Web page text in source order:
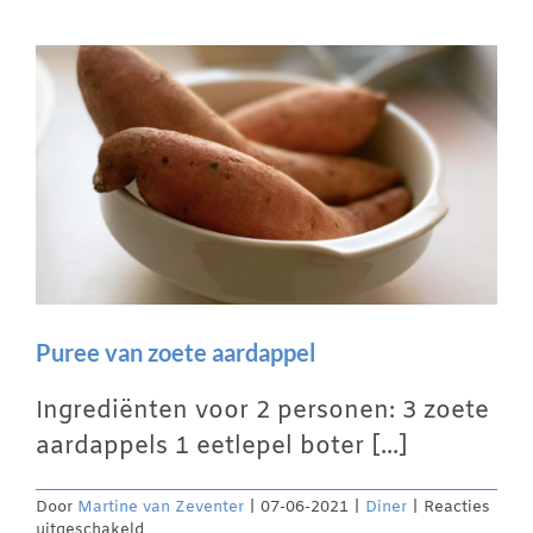
Puree van zoete aardappel
Ingrediënten voor 2 personen: 3 zoete
aardappels 1 eetlepel boter [...]
Door Martine van Zeventer 07-06-2021 Diner
Reacties